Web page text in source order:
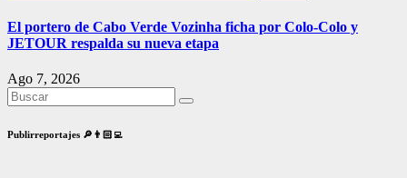
El portero de Cabo Verde Vozinha ficha por Colo-Colo y
JETOUR respalda su nueva etapa
Ago 7, 2026
Publirreportajes 🔎👨🏻‍💻